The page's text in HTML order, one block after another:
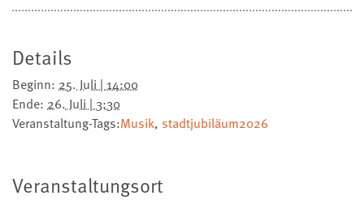
Details
Beginn: 25. Juli | 14:00
Ende: 26. Juli | 3:30
Veranstaltung-Tags:Musik, stadtjubiläum2026
Veranstaltungsort